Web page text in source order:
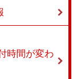
時間が変わ